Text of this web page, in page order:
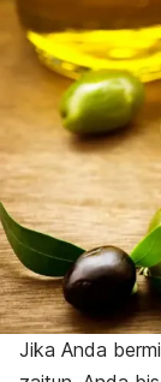
Jika Anda